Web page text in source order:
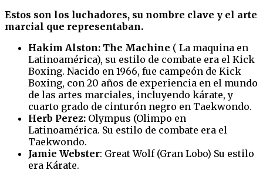
Estos son los luchadores, su nombre clave y el arte
marcial que representaban.
Hakim Alston: The Machine ( La maquina en
Latinoamérica), su estilo de combate era el Kick
Boxing. Nacido en 1966, fue campeón de Kick
Boxing, con 20 años de experiencia en el mundo
de las artes marciales, incluyendo kárate, y
cuarto grado de cinturón negro en Taekwondo.
Herb Perez: Olympus (Olimpo en
Latinoamérica. Su estilo de combate era el
Taekwondo.
Jamie Webster: Great Wolf (Gran Lobo) Su estilo
era Kárate.